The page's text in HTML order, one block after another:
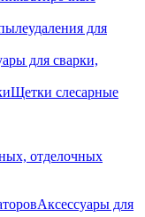
для
для сварки,
Щетки слесарные
отделочных
Аксессуары для